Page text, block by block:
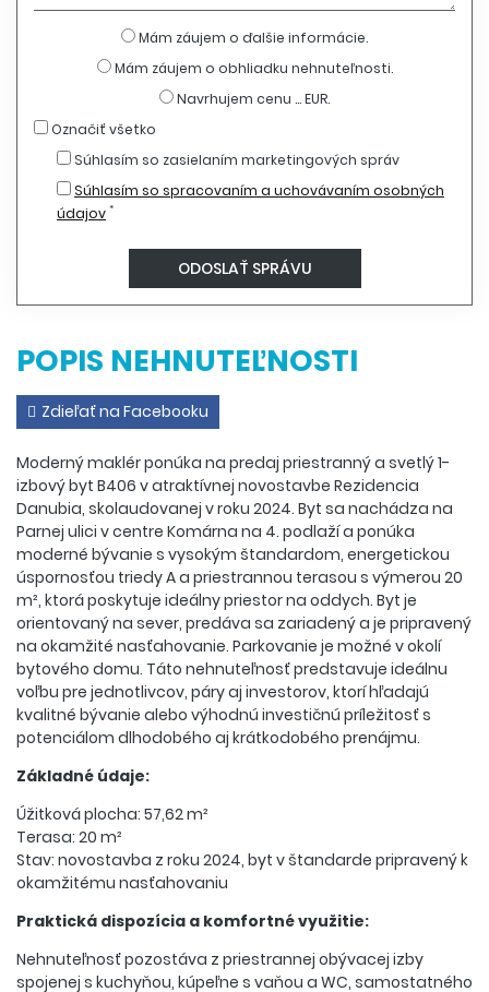
POPIS NEHNUTEĽNOSTI
Zdieľať na Facebooku
Moderný maklér ponúka na predaj priestranný a svetlý 1-
izbový byt B406 v atraktívnej novostavbe Rezidencia
Danubia, skolaudovanej v roku 2024. Byt sa nachádza na
Parnej ulici v centre Komárna na 4. podlaží a ponúka
moderné bývanie s vysokým štandardom, energetickou
úspornosťou triedy A a priestrannou terasou s výmerou 20
m², ktorá poskytuje ideálny priestor na oddych. Byt je
orientovaný na sever, predáva sa zariadený a je pripravený
na okamžité nasťahovanie. Parkovanie je možné v okolí
bytového domu. Táto nehnuteľnosť predstavuje ideálnu
voľbu pre jednotlivcov, páry aj investorov, ktorí hľadajú
kvalitné bývanie alebo výhodnú investičnú príležitosť s
potenciálom dlhodobého aj krátkodobého prenájmu.
Základné údaje:
Úžitková plocha: 57,62 m²
Terasa: 20 m²
Stav: novostavba z roku 2024, byt v štandarde pripravený k
okamžitému nasťahovaniu
Praktická dispozícia a komfortné využitie:
Nehnuteľnosť pozostáva z priestrannej obývacej izby
spojenej s kuchyňou, kúpeľne s vaňou a WC, samostatného
Mám záujem o ďalšie informácie.
Mám záujem o obhliadku nehnuteľnosti.
Navrhujem cenu ... EUR.
Označiť všetko
Súhlasím so zasielaním marketingových správ
Súhlasím so spracovaním a uchovávaním osobných
údajov *